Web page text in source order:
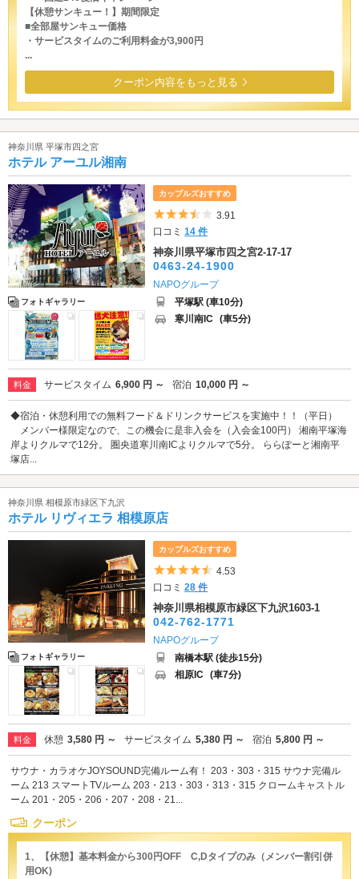
【休憩サンキュー！】期間限定
■全部屋サンキュー価格
・サービスタイムのご利用料金が3,900円
...
クーポン内容をもっと見る
神奈川県 平塚市四之宮
ホテル アーユル湘南
フォトギャラリー
カップルズおすすめ
5つ星のうち3.5
3.91
口コミ14 件
神奈川県平塚市四之宮2-17-17
0463-24-1900
NAPOグループ
平塚駅 (車10分)
寒川南IC (車5分)
料金 サービスタイム 6,900 円 ～ 宿泊 10,000 円 ～
◆宿泊・休憩利用での無料フード＆ドリンクサービスを実施中！！（平日）
メンバー様限定なので、この機会に是非入会を（入会金100円） 湘南平塚海
岸よりクルマで12分。 圏央道寒川南ICよりクルマで5分。 ららぽーと湘南平
塚店...
神奈川県 相模原市緑区下九沢
ホテル リヴィエラ 相模原店
フォトギャラリー
カップルズおすすめ
5つ星のうち4.5
4.53
口コミ28 件
神奈川県相模原市緑区下九沢1603-1
042-762-1771
NAPOグループ
南橋本駅 (徒歩15分)
相原IC (車7分)
料金 休憩 3,580 円 ～ サービスタイム 5,380 円 ～ 宿泊 5,800 円 ～
サウナ・カラオケJOYSOUND完備ルーム有！ 203・303・315 サウナ完備ル
ーム 213 スマートTVルーム 203・213・303・313・315 クロームキャストル
ーム 201・205・206・207・208・21...
クーポン
1、【休憩】基本料金から300円OFF C,Dタイプのみ（メンバー割引併
用OK)